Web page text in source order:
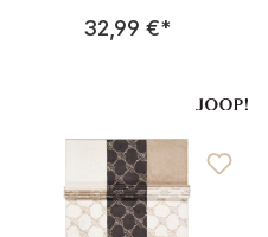
Regulärer Preis:
32,99 €*